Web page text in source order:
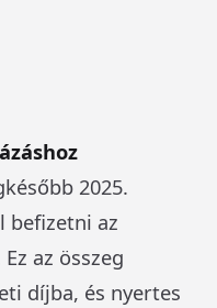
2025.
befizetni az
az összeg
díjba, és nyertes